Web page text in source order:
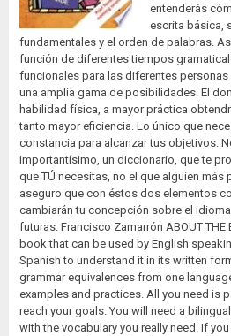
entenderás
escrita básica,
fundamentales y el orden de palabras.
función de diferentes tiempos
funcionales para las diferentes
una amplia gama de posibilidades. El
habilidad física, a mayor práctica
tanto mayor eficiencia. Lo único que
constancia para alcanzar tus objetivos.
importantísimo, un diccionario, que te
que TÚ necesitas, no el que alguien más
aseguro que con éstos dos elementos
cambiarán tu concepción sobre el
futuras. Francisco Zamarrón ABOUT THE
book that can be used by English
Spanish to understand it in its written
grammar equivalences from one
examples and practices. All you need is
reach your goals. You will need a
with the vocabulary you really need. If